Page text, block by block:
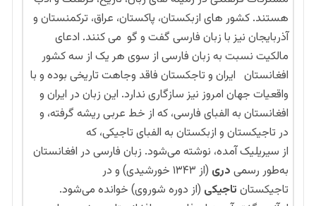
هستند. کشور های ازبکستان، پاکستان، عراق، ترکمنستان و
آذربایجان نیز با زبان فارسی گفت و گو می کنند. ادعای
مالکیت نسبت به زبان فارسی از سوی هر یک از سه کشور
افغانستان ایران و تاجکستان فاقد وجاهت تاریخی بوده و با
واقعیات جهان امروز نیز سازگاری ندارد. این زبان در ایران و
افغانستان به الفبای فارسی، که از خط عربی ریشه گرفته، و
در تاجیکستان و ازبکستان به الفبای تاجیکی، که
از سیریلیک آمده، نوشته می‌شود. زبان فارسی در افغانستان
به‌طور رسمی دری
(از ۱۳۴۳ خورشیدی) و در
تاجیکستان تاجیکی (از دوره شوروی) خوانده می‌شود.